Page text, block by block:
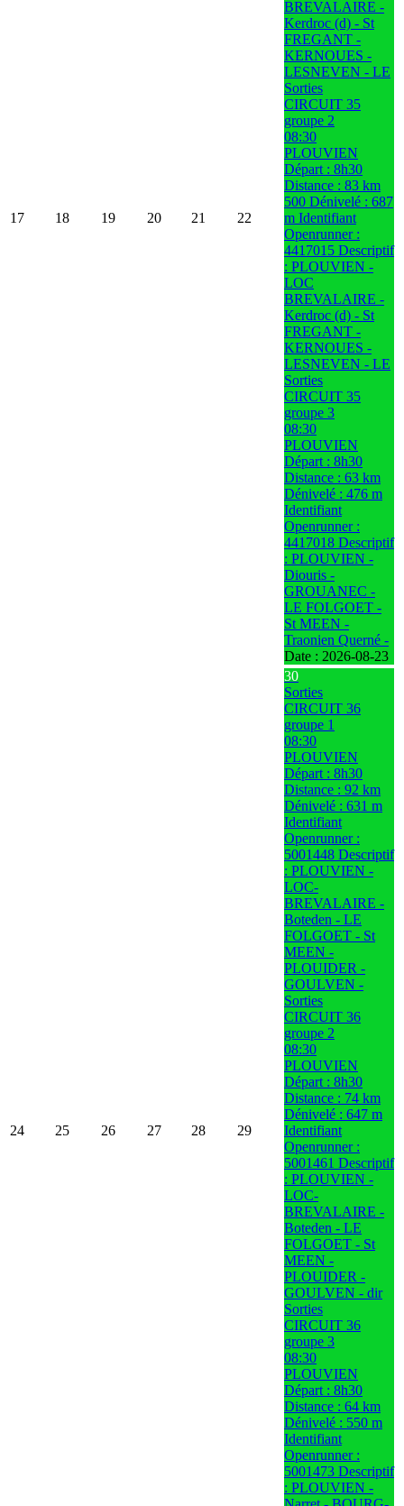
17 18 19 20 21 22
BREVALAIRE -
Kerdroc (d) - St
FREGANT -
KERNOUES -
LESNEVEN - LE
Sorties
CIRCUIT 35
groupe 2
08:30
PLOUVIEN
Départ : 8h30
Distance : 83 km
500 Dénivelé : 687
m Identifiant
Openrunner :
4417015 Descriptif
: PLOUVIEN -
LOC
BREVALAIRE -
Kerdroc (d) - St
FREGANT -
KERNOUES -
LESNEVEN - LE
Sorties
CIRCUIT 35
groupe 3
08:30
PLOUVIEN
Départ : 8h30
Distance : 63 km
Dénivelé : 476 m
Identifiant
Openrunner :
4417018 Descriptif
: PLOUVIEN -
Diouris -
GROUANEC -
LE FOLGOET -
St MEEN -
Traonien Querné -
Date : 2026-08-23
24 25 26 27 28 29
30
Sorties
CIRCUIT 36
groupe 1
08:30
PLOUVIEN
Départ : 8h30
Distance : 92 km
Dénivelé : 631 m
Identifiant
Openrunner :
5001448 Descriptif
: PLOUVIEN -
LOC-
BREVALAIRE -
Boteden - LE
FOLGOET - St
MEEN -
PLOUIDER -
GOULVEN -
Sorties
CIRCUIT 36
groupe 2
08:30
PLOUVIEN
Départ : 8h30
Distance : 74 km
Dénivelé : 647 m
Identifiant
Openrunner :
5001461 Descriptif
: PLOUVIEN -
LOC-
BREVALAIRE -
Boteden - LE
FOLGOET - St
MEEN -
PLOUIDER -
GOULVEN - dir
Sorties
CIRCUIT 36
groupe 3
08:30
PLOUVIEN
Départ : 8h30
Distance : 64 km
Dénivelé : 550 m
Identifiant
Openrunner :
5001473 Descriptif
: PLOUVIEN -